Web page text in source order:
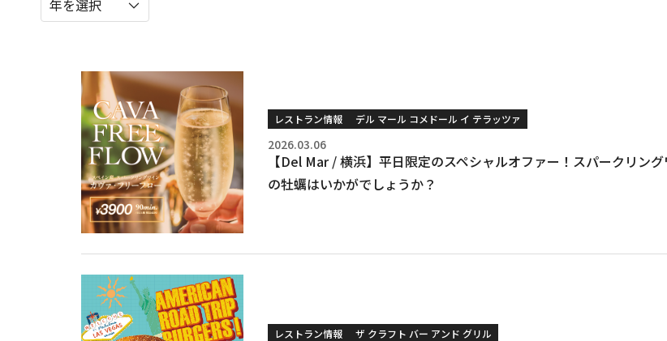
レストラン情報 デル マール コメドール イ テラッツァ
2026.03.06
【Del Mar / 横浜】平日限定のスペシャルオファー！スパークリン
の牡蠣はいかがでしょうか？
レストラン情報 ザ クラフト バー アンド グリル